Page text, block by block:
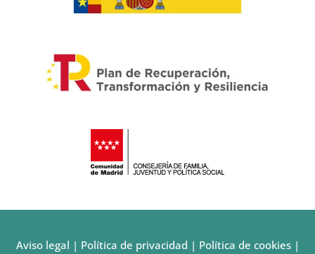
Aviso legal | Política de privacidad | Política de cookies|